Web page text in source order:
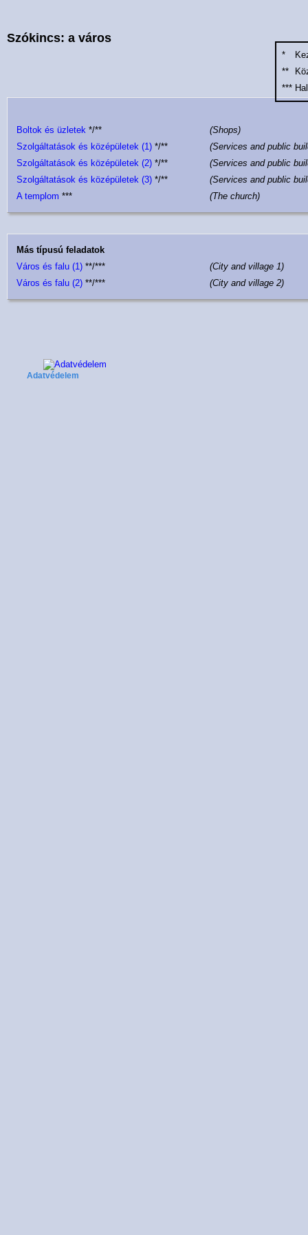
Szókincs: a város
Boltok és üzletek */**
(Shops)
Szolgáltatások és középületek (1) */**
(Services and public
Szolgáltatások és középületek (2) */**
(Services and public
Szolgáltatások és középületek (3) */**
(Services and public
A templom *** (The church)
Más típusú feladatok
Város és falu (1) **/***
(City and village 1)
Város és falu (2) **/*** (City and village 2)
*
**
***
Adatvédelem